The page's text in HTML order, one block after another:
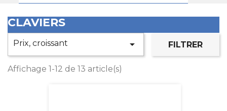
CLAVIERS
Prix, croissant  FILTRER
Affichage 1-12 de 13 article(s)